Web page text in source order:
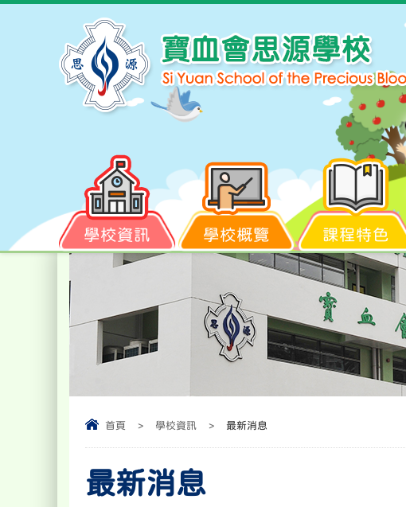
學校資訊 學校概覽 課程特色
首頁 > 學校資訊 > 最新消息
最新消息